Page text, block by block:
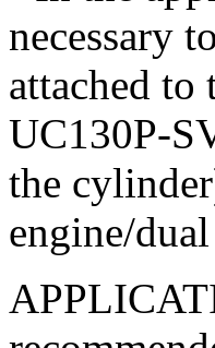
necessary
attached to
UC130P-
the
engine/